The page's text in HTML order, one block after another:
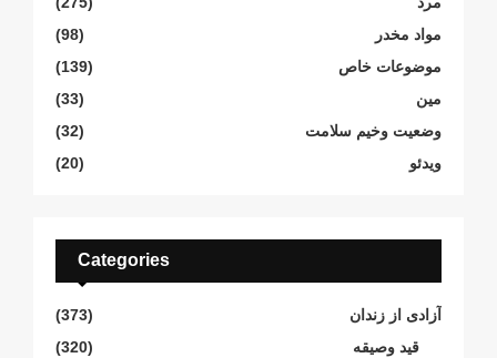
مواد مخدر
(98)
موضوعات خاص
(139)
مین
(33)
وضعیت وخیم سلامت
(32)
ویدئو
(20)
Categories
آزادی از زندان
(373)
قید وصیقه
(320)